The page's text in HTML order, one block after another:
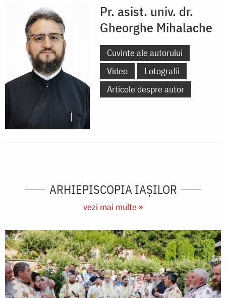
Pr. asist. univ. dr.
Gheorghe Mihalache
Cuvinte ale autorului
Video
Fotografii
Articole despre autor
ARHIEPISCOPIA IAŞILOR
vezi mai multe »